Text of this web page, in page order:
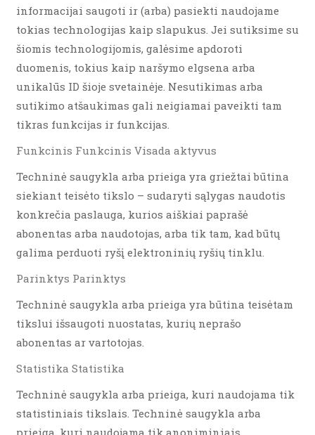
informacijai saugoti ir (arba) pasiekti naudojame
tokias technologijas kaip slapukus. Jei sutiksime su
šiomis technologijomis, galėsime apdoroti
duomenis, tokius kaip naršymo elgsena arba
unikalūs ID šioje svetainėje. Nesutikimas arba
sutikimo atšaukimas gali neigiamai paveikti tam
tikras funkcijas ir funkcijas.
Funkcinis Funkcinis Visada aktyvus
Techninė saugykla arba prieiga yra griežtai būtina
siekiant teisėto tikslo – sudaryti sąlygas naudotis
konkrečia paslauga, kurios aiškiai paprašė
abonentas arba naudotojas, arba tik tam, kad būtų
galima perduoti ryšį elektroninių ryšių tinklu.
Parinktys Parinktys
Techninė saugykla arba prieiga yra būtina teisėtam
tikslui išsaugoti nuostatas, kurių neprašo
abonentas ar vartotojas.
Statistika Statistika
Techninė saugykla arba prieiga, kuri naudojama tik
statistiniais tikslais. Techninė saugykla arba